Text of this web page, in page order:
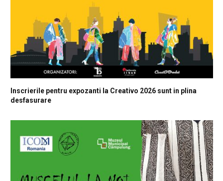
Inscrierile pentru expozanti la Creativo 2026 sunt in plina
desfasurare